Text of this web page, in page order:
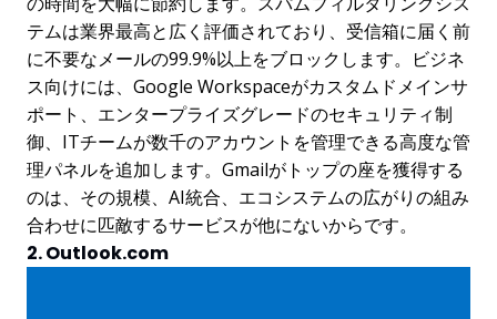
テムは業界最高と広く評価されており、受信箱に届く前
に不要なメールの99.9%以上をブロックします。ビジネ
ス向けには、Google Workspaceがカスタムドメインサ
ポート、エンタープライズグレードのセキュリティ制
御、ITチームが数千のアカウントを管理できる高度な管
理パネルを追加します。Gmailがトップの座を獲得する
のは、その規模、AI統合、エコシステムの広がりの組み
合わせに匹敵するサービスが他にないからです。
2. Outlook.com